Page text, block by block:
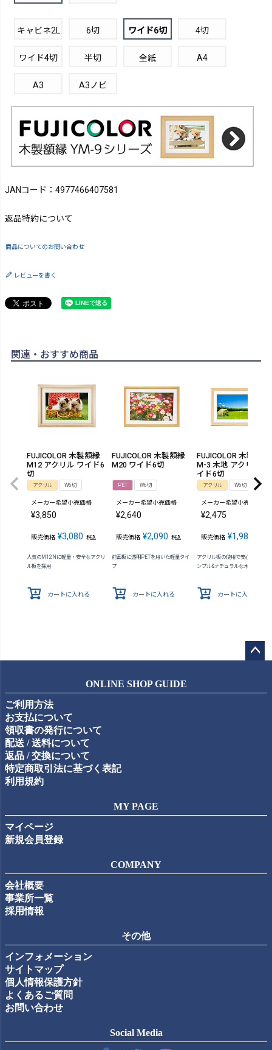
キャビネ2L 6切 ワイド6切 4切
ワイド4切 半切 全紙 A4
A3 A3ノビ
JANコード：4977466407581
返品特約について
商品についてのお問い合わせ
レビューを書く
関連・おすすめ商品
FUJICOLOR 木製額縁
M12 アクリル ワイド6
切
アクリル W6切
メーカー希望小売価格
¥3,850
販売価格 ¥3,080 税込
人気のM12Nに軽量・安全なアクリ
ル板を採用
カートに入れる
FUJICOLOR 木製額縁
M20 ワイド6切
PET W6切
メーカー希望小売価格
¥2,640
販売価格 ¥2,090 税込
前面板に透明PETを用いた軽量タイ
プ
カートに入れる
FUJICOLOR 木製額縁
M-3 木地 アクリル ワ
イド6切
アクリル W6切
メーカー希望小売価格
¥2,475
販売価格 ¥1,980
アクリル板の使用で安心感が向上
ンプル&ナチュラルな木製額縁
カートに入れる
ップ
ONLINE SHOP GUIDE
ご利用方法
お支払について
領収書の発行について
配送 / 送料について
返品 / 交換について
特定商取引法に基づく表記
利用規約
MY PAGE
マイページ
新規会員登録
COMPANY
会社概要
事業所一覧
採用情報
その他
インフォメーション
サイトマップ
個人情報保護方針
よくあるご質問
お問い合わせ
Social Media